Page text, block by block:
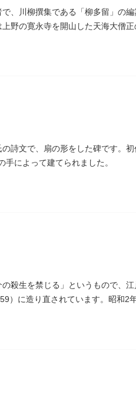
、川柳撰集である「柳多留」の
野の寛永寺を開山した天海大僧
詩文で、扇の形をした碑です。
によって建てられました。
殺生を禁じる」というもので、
）に造り直されています。昭和2